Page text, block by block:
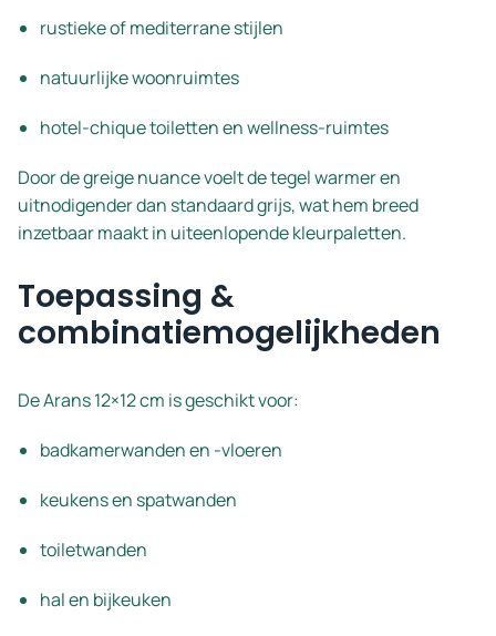
rustieke of mediterrane stijlen
natuurlijke woonruimtes
hotel-chique toiletten en wellness-ruimtes
Door de greige nuance voelt de tegel warmer en
uitnodigender dan standaard grijs, wat hem breed
inzetbaar maakt in uiteenlopende kleurpaletten.
Toepassing &
combinatiemogelijkheden
De Arans 12×12 cm is geschikt voor:
badkamerwanden en -vloeren
keukens en spatwanden
toiletwanden
hal en bijkeuken